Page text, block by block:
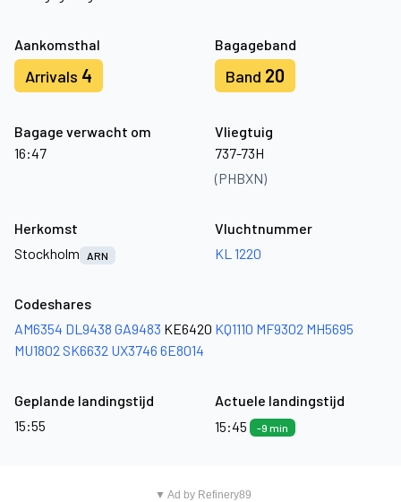
Aankomsthal
Arrivals 4
Bagageband
Band 20
Bagage verwacht om
16:47
Vliegtuig
737-73H
(PHBXN)
Herkomst
Stockholm
ARN
Vluchtnummer
KL 1220
Codeshares
AM6354 DL9438 GA9483 KE6420 KQ1110 MF9302 MH5695
MU1802 SK6632 UX3746 6E8014
Geplande landingstijd
15:55
Actuele landingstijd
15:45
-9 min
▼ Ad by Refinery89